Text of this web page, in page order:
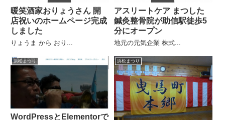
暖笑酒家おりょうさん 開
店祝いのホームページ完成
しました
りょうま から おり...
アスリートケア まつした
鍼灸整骨院が助信駅徒歩5
分にオープン
地元の元気企業 株式...
浜松まつり
WordPressとElementorで
浜松まつり